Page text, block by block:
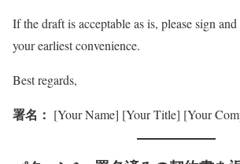
If the draft is acceptable as is, please sign
your earliest convenience.
Best regards,
署名： [Your Name] [Your Title] [Your